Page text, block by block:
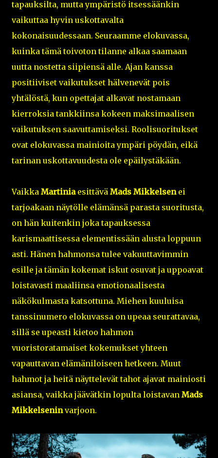
tapauksilta, mutta ympäristö itsessäänkin
vaikuttaa hyvin uskottavalta
kokonaisuudessaan. Seuraamme elokuvassa,
kuinka tämä toivoton tilanne alkaa saamaan
uutta nostetta siipiensä alle. Ajan kanssa
positiiviset vaikutukset hälvenevät pois
yhtälöstä, kun opettajat alkavat nostamaan
kierroksia tankkiinsa kokeen maksimaalisen
vaikutuksen saavuttamiseksi. Roolisuoritukset
ovat elokuvassa mainioita ympäri pöydän, eikä
tarinan uskottavuudesta ole epäilystäkään.
Vaikka Martiniaesittävä Mads Mikkelsenei
tarjoakaan näytölle elämänsä parasta suoritusta,
on hän kuitenkin joka tapauksessa
karismaattisessa elementissään alusta loppuun
asti. Hänen hahmonsa tulee vakuuttavimmin
esille ja tämän kokemat iskut osuvat ja uppoavat
loistavasti maaliinsa emotionaalisesta
näkökulmasta katsottuna. Miehen kuuluisa
tanssinumero elokuvassa on upeaa seurattavaa,
sillä se upeasti kietoo hahmon
vuoristoratamaiset kokemukset yhteen
vapauttavan elämäniloiseen hetkeen. Muut
hahmot ja heitä näyttelevät tahot ajavat mainiosti
asiansa, vaikka jäävätkin lopulta loistavan Mads
Mikkelseninvarjoon.